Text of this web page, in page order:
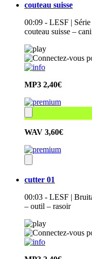
couteau suisse
00:09 - LESF |
couteau suisse –
MP3 2,40€
WAV 3,60€
cutter 01
00:03 - LESF |
– outil – rasoir